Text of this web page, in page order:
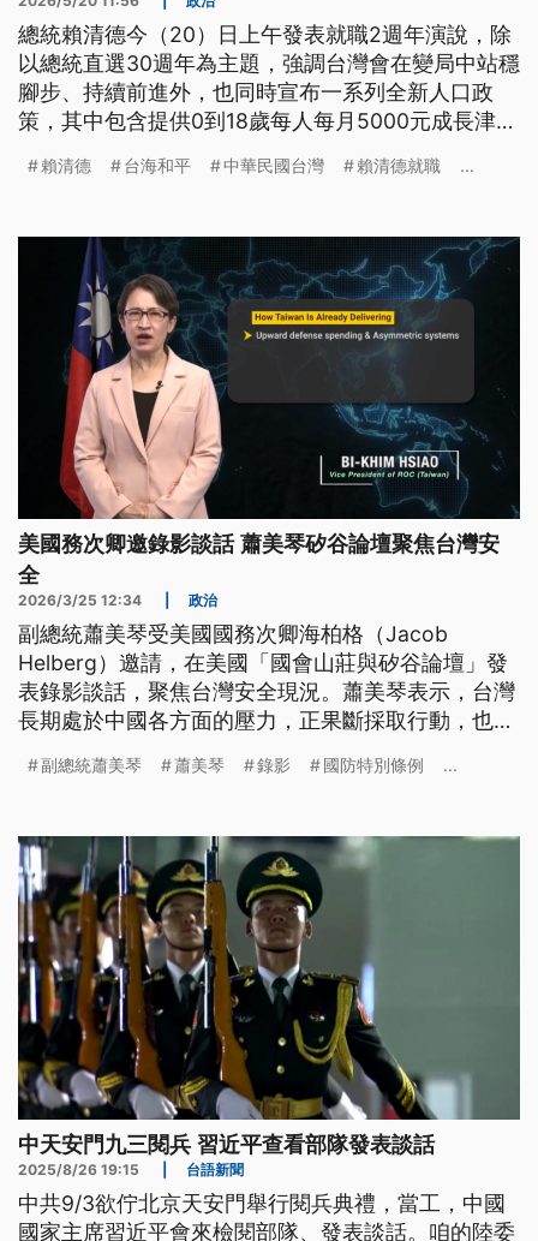
總統賴清德今（20）日上午發表就職2週年演說，除
以總統直選30週年為主題，強調台灣會在變局中站穩
腳步、持續前進外，也同時宣布一系列全新人口政
策，其中包含提供0到18歲每人每月5000元成長津
岸關係方面，賴清德也重申，中華民國台灣是主權獨
賴清德 台海和平 中華民國台灣 賴清德就職 ...
美國務次卿邀錄影談話 蕭美琴矽谷論壇聚焦台灣安
全
2026/3/25 12:34 政治
副總統蕭美琴受美國國務次卿海柏格（Jacob
Helberg）邀請，在美國「國會山莊與矽谷論壇」發
表錄影談話，聚焦台灣安全現況。蕭美琴表示，台灣
長期處於中國各方面的壓力，正果斷採取行動，也指
德出席4月將官晉任典禮，再次向立法院朝野喊話，
副總統蕭美琴 蕭美琴 錄影 國防特別條例 ...
中天安門九三閱兵 習近平查看部隊發表談話
2025/8/26 19:15 台語新聞
中共9/3欲佇北京天安門舉行閱兵典禮，當工，中國
國家主席習近平會來檢閱部隊、發表談話。咱的陸委